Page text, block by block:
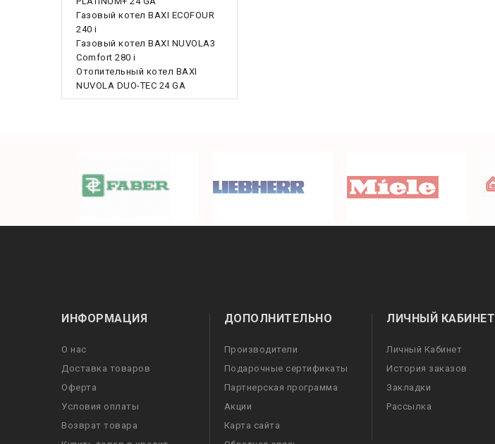
Газовый котел BAXI ECOFOUR
240 i
Газовый котел BAXI NUVOLA3
Comfort 280 i
Отопительный котел BAXI
NUVOLA DUO-TEC 24 GA
ИНФОРМАЦИЯ
О нас
Доставка товаров
Оферта
Условия оплаты
Возврат товара
ДОПОЛНИТЕЛЬНО
Производители
Подарочные сертификаты
Партнерская программа
Акции
Карта сайта
ЛИЧНЫЙ КАБИНЕТ
Личный Кабинет
История заказов
Закладки
Рассылка